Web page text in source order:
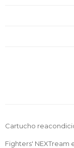
Cartucho
Fighters' NEXTream